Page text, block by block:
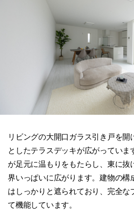
リビングの大開口ガラス引き戸を開
としたテラスデッキが広がっていま
が足元に温もりをもたらし、東に抜
界いっぱいに広がります。建物の構
はしっかりと遮られており、完全な
て機能しています。